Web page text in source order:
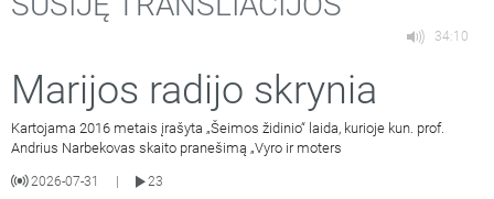
34:10
Marijos radijo skrynia
Kartojama 2016 metais įrašyta „Šeimos židinio“ laida, kurioje kun. prof.
Andrius Narbekovas skaito pranešimą „Vyro ir moters
2026-07-31
23